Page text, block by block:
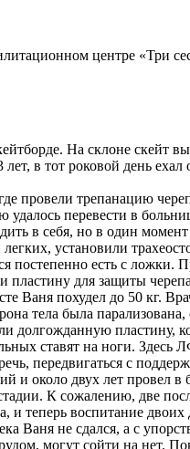
центре «Три
На склоне скейт
в тот роковой день
провели трепанацию
перевести в
в себя, но в один
установили
постепенно есть с ложки.
пластину для защиты
Ваня похудел до 50 кг.
тела была
долгожданную пластину,
ставят на ноги.
передвигаться с
и около двух лет
К сожалению, две
теперь воспитание двоих
Ваня не сдался, а с
могут сойти на нет.